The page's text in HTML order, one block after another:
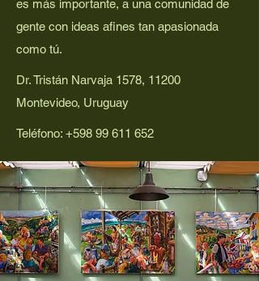
es más importante, a una comunidad de
gente con ideas afines tan apasionada
como tú.
Dr. Tristán Narvaja 1578, 11200
Montevideo, Uruguay
Teléfono: +598 99 611 652